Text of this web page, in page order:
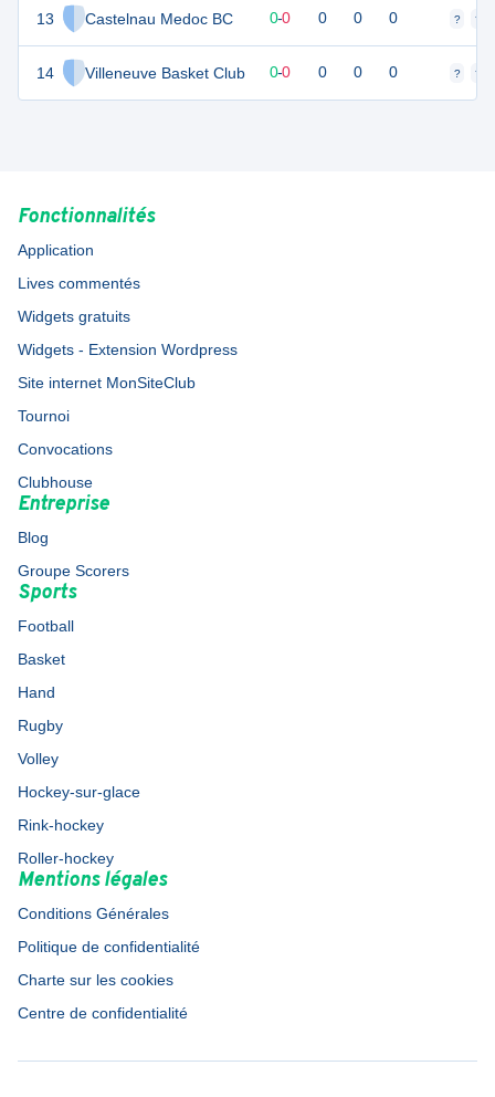
13 Castelnau Medoc BC
14 Villeneuve Basket Club
0 0-0 0 0 0 ? ?
0 0 0-0 0 0 0 ? ?
Fonctionnalités
Application
Lives commentés
Widgets gratuits
Widgets - Extension Wordpress
Site internet MonSiteClub
Tournoi
Convocations
Clubhouse
Entreprise
Blog
Groupe Scorers
Sports
Football
Basket
Hand
Rugby
Volley
Hockey-sur-glace
Rink-hockey
Roller-hockey
Mentions légales
Conditions Générales
Politique de confidentialité
Charte sur les cookies
Centre de confidentialité